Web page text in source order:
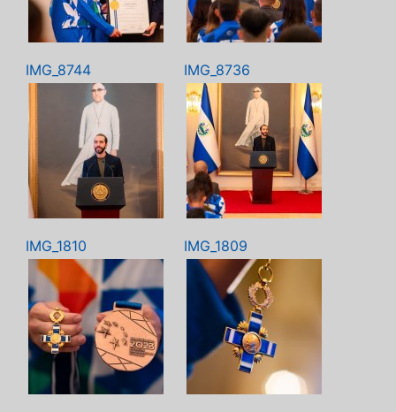
IMG_8744 IMG_8736
IMG_1810 IMG_1809